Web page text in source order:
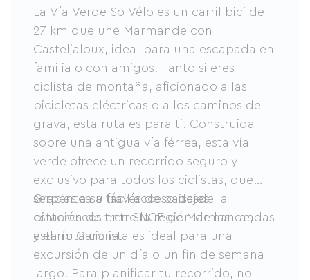
La Vía Verde So-Vélo es un carril bici de
27 km que une Marmande con
Casteljaloux, ideal para una escapada en
familia o con amigos. Tanto si eres
ciclista de montaña, aficionado a las
bicicletas eléctricas o a los caminos de
grava, esta ruta es para ti. Construida
sobre una antigua vía férrea, esta vía
verde ofrece un recorrido seguro y
exclusivo para todos los ciclistas, que
serpentea a través de paisajes
pintorescos entre la región de las Landas
y el río Garona.
Gracias a su fácil acceso desde la
estación de tren SNCF de Marmande,
esta ruta ciclista es ideal para una
excursión de un día o un fin de semana
largo. Para planificar tu recorrido, no